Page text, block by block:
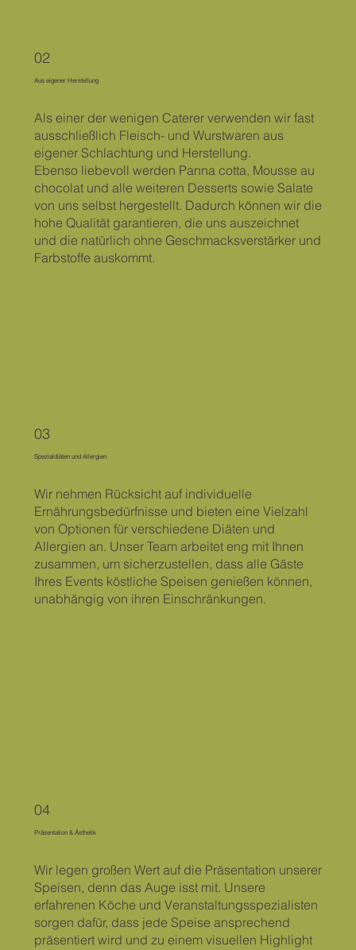
02
Aus eigener Herstellung
Als einer der wenigen Caterer verwenden wir fast
ausschließlich Fleisch- und Wurstwaren aus
eigener Schlachtung und Herstellung.
Ebenso liebevoll werden Panna cotta, Mousse au
chocolat und alle weiteren Desserts sowie Salate
von uns selbst hergestellt. Dadurch können wir die
hohe Qualität garantieren, die uns auszeichnet
und die natürlich ohne Geschmacksverstärker und
Farbstoffe auskommt.
03
Spezialdiäten und Allergien
Wir nehmen Rücksicht auf individuelle
Ernährungsbedürfnisse und bieten eine Vielzahl
von Optionen für verschiedene Diäten und
Allergien an. Unser Team arbeitet eng mit Ihnen
zusammen, um sicherzustellen, dass alle Gäste
Ihres Events köstliche Speisen genießen können,
unabhängig von ihren Einschränkungen.
04
Präsentation & Ästhetik
Wir legen großen Wert auf die Präsentation unserer
Speisen, denn das Auge isst mit. Unsere
erfahrenen Köche und Veranstaltungsspezialisten
sorgen dafür, dass jede Speise ansprechend
präsentiert wird und zu einem visuellen Highlight